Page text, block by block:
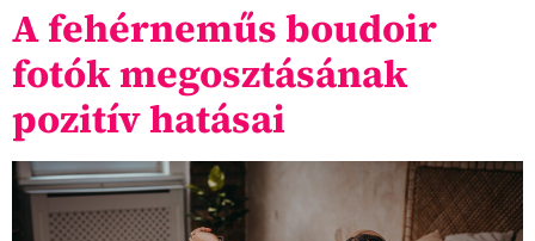
A fehérneműs boudoir
fotók megosztásának
pozitív hatásai